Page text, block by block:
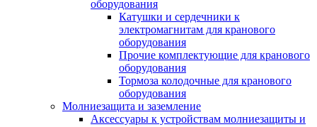
оборудования
Катушки и сердечники к
электромагнитам для кранового
оборудования
Прочие комплектующие для кранового
оборудования
Тормоза колодочные для кранового
оборудования
Молниезащита и заземление
Аксессуары к устройствам молниезащиты и